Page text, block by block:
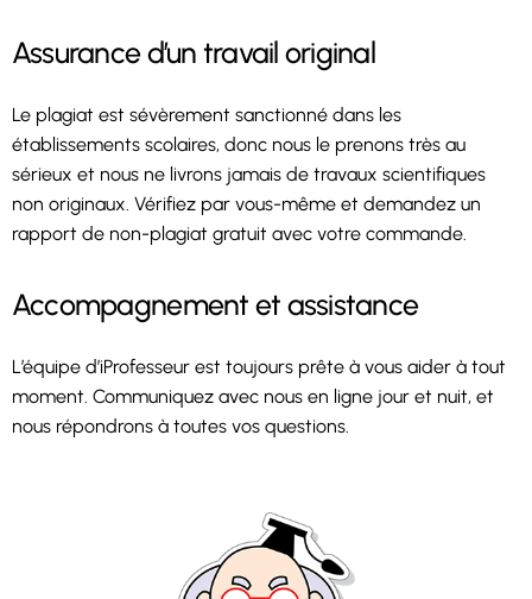
Assurance d’un travail original
Le plagiat est sévèrement sanctionné dans les
établissements scolaires, donc nous le prenons très au
sérieux et nous ne livrons jamais de travaux scientifiques
non originaux. Vérifiez par vous-même et demandez un
rapport de non-plagiat gratuit avec votre commande.
Accompagnement et assistance
L’équipe d’iProfesseur est toujours prête à vous aider à tout
moment. Communiquez avec nous en ligne jour et nuit, et
nous répondrons à toutes vos questions.